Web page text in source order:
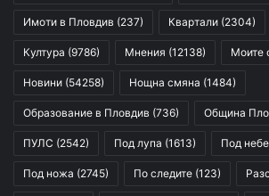
Имоти в Пловдив (237) Квартали (2304)
Култура (9786) Мнения (12138) Моите
Новини (54258) Нощна смяна (1484)
Образование в Пловдив (736) Община
ПУЛС (2542) Под лупа (1613) Под
Под ножа (2745) По следите (123)